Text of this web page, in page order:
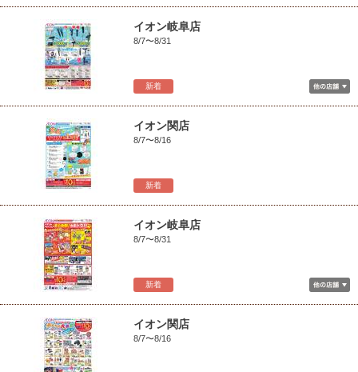
新着
イオン岐阜店
8/7〜8/31
新着
イオン関店
8/7〜8/16
新着
イオン岐阜店
8/7〜8/31
イオン関店
8/7〜8/16